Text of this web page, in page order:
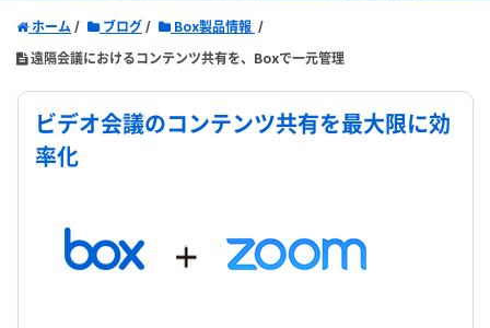
ホーム ブログ
Box製品情報
遠隔会議におけるコンテンツ共有を、Boxで一元管理
ビデオ会議のコンテンツ共有を最大限に効
率化